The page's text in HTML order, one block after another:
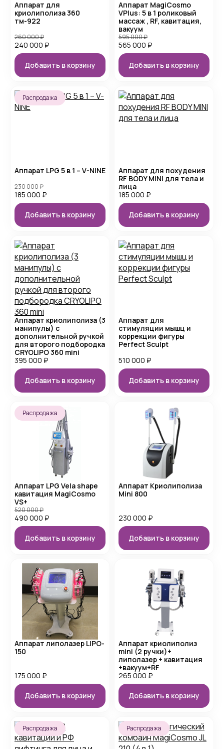
Аппарат для
криолиполиза 360
тм-922
240 000 ₽
260 000₽
Добавить в корзину
Аппарат MagiCosmo
VPlus: 5 в 1 роликовый
массаж , RF, кавитация,
вакуум
565 000 ₽
595 000₽
Добавить в корзину
Распродажа
Аппарат LPG 5 в 1 – V-NINE
185 000 ₽
230 000₽
Добавить в корзину
Аппарат для похудения
RF BODY MINI для тела и
лица
185 000 ₽
Добавить в корзину
Аппарат криолиполиза (3
манипулы) с
дополнительной ручкой
для второго подбородка
CRYOLIPO 360 mini
395 000 ₽
Добавить в корзину
Аппарат для
стимуляции мышц и
коррекции фигуры
Perfect Sculpt
510 000 ₽
Добавить в корзину
Распродажа
Аппарат LPG Vela shape
кавитация MagiCosmo
VS+
490 000 ₽
520 000₽
Добавить в корзину
Аппарат Криолиполиза
Mini 800
230 000 ₽
Добавить в корзину
Аппарат липолазер LIPO-
150
175 000 ₽
Добавить в корзину
Аппарат криолиполиз
mini (2 ручки)+
липолазер + кавитация
+вакуум+RF
265 000 ₽
Добавить в корзину
Распродажа Распродажа